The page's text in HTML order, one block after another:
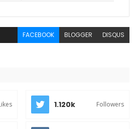
FACEBOOK BLOGGER DISQUS
1.120k Followers